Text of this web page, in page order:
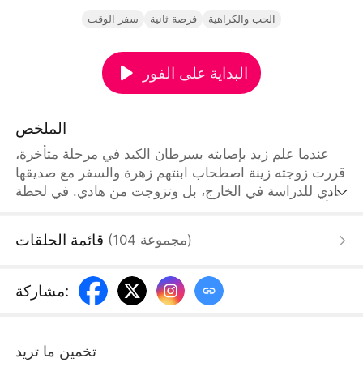
سفر الوقت فرصة ثانية الحب والكراهية
البداية على الفور
الملخص
عندما علم زيد بإصابته بسرطان الكبد في مرحلة متأخرة،
قررت زوجته زينة اصطحاب ابنتهم زهرة والسفر مع صديقها
هادي للدراسة في الخارج، بل وتزوجت من هادي. في لحظة
مع سيلين علامة "طعام العمة العزيزة" للصلصة الحارة،
وهادي حميمية. في النهاية، حقق زيد نجاحا كبيرا في عمله،
بينما أدركت زينة خطأها تدريجيا بعد فقدان زيد، وندمت
قائمة الحلقات (104 مجموعة)
مشاركة:
تخمين ما تريد